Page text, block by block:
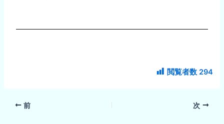
閲覧者数 294
前 次